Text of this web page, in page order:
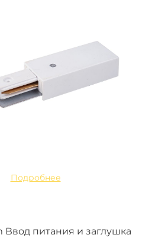
Подробнее
Ввод питания и заглушка